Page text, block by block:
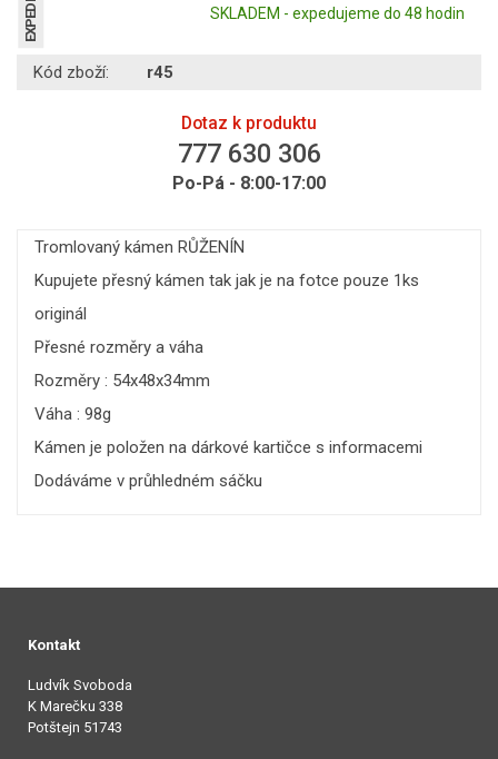
EXPEDICE SKLADEM - expedujeme do 48 hodin
Kód zboží: r45
Dotaz k produktu
777 630 306
Po-Pá - 8:00-17:00
Tromlovaný kámen RŮŽENÍN
Kupujete přesný kámen tak jak je na fotce pouze 1ks
originál
Přesné rozměry a váha
Rozměry : 54x48x34mm
Váha : 98g
Kámen je položen na dárkové kartičce s informacemi
Dodáváme v průhledném sáčku
Kontakt
Ludvík Svoboda
K Marečku 338
Potštejn 51743